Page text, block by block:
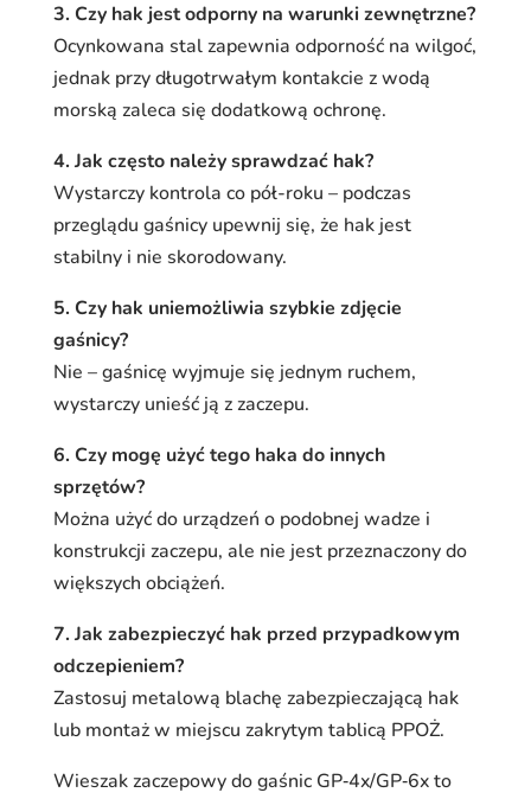
3. Czy hak jest odporny na warunki zewnętrzne?
Ocynkowana stal zapewnia odporność na wilgoć,
jednak przy długotrwałym kontakcie z wodą
morską zaleca się dodatkową ochronę.
4. Jak często należy sprawdzać hak?
Wystarczy kontrola co pół-roku – podczas
przeglądu gaśnicy upewnij się, że hak jest
stabilny i nie skorodowany.
5. Czy hak uniemożliwia szybkie zdjęcie
gaśnicy?
Nie – gaśnicę wyjmuje się jednym ruchem,
wystarczy unieść ją z zaczepu.
6. Czy mogę użyć tego haka do innych
sprzętów?
Można użyć do urządzeń o podobnej wadze i
konstrukcji zaczepu, ale nie jest przeznaczony do
większych obciążeń.
7. Jak zabezpieczyć hak przed przypadkowym
odczepieniem?
Zastosuj metalową blachę zabezpieczającą hak
lub montaż w miejscu zakrytym tablicą PPOŻ.
Wieszak zaczepowy do gaśnic GP‑4x/GP‑6x to